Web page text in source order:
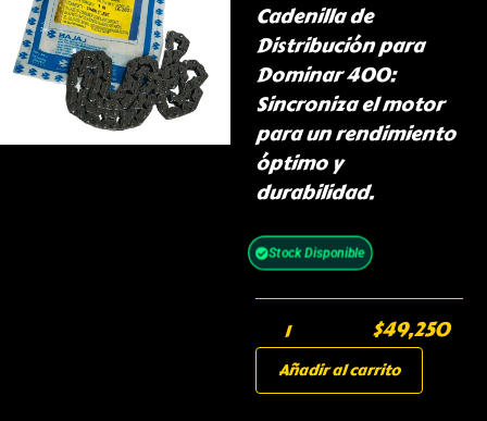
Cadenilla de
Distribución para
Dominar 400:
Sincroniza el motor
para un rendimiento
óptimo y
durabilidad.
Stock Disponible
$49,250
Añadir al carrito